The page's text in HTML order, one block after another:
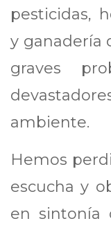
pesticidas,
y ganadería
graves
ambiente.
Hemos
escucha y
en sintonía